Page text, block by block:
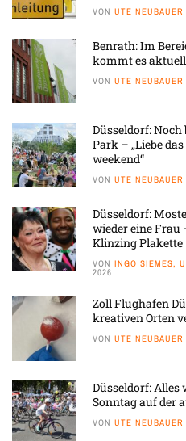
VON UTE NEUBAUER
Benrath: Im
kommt es
VON UTE NEUBAUER
Düsseldorf:
Park – „Liebe
weekend“
VON UTE NEUBAUER
Düsseldorf:
wieder eine
Klinzing Plakette
VON INGO SIEMES,
2026
Zoll Flughafen
kreativen Orten
VON UTE NEUBAUER
Düsseldorf: Alles
Sonntag auf der
VON UTE NEUBAUER